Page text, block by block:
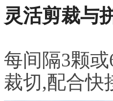
灵活剪裁与
每间隔3颗
裁切,配合快